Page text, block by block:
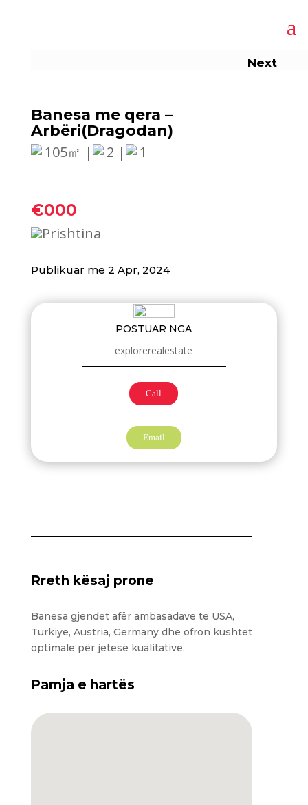
Next
Banesa me qera –
Arbëri(Dragodan)
105㎡ |
2 | 1
€000
Prishtina
Publikuar me 2 Apr, 2024
POSTUAR NGA
explorerealestate
Call
Email
Rreth kësaj prone
Banesa gjendet afër ambasadave te USA,
Turkiye, Austria, Germany dhe ofron kushtet
optimale për jetesë kualitative.
Pamja e hartës